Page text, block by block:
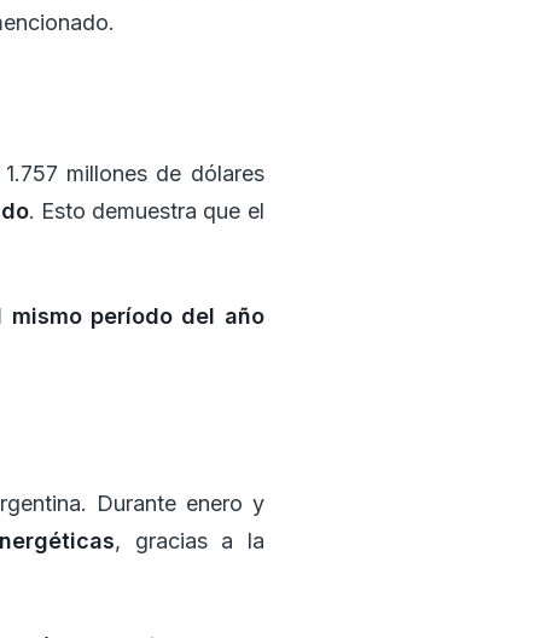
millones de dólares
. Esto demuestra que el
período del año
Durante enero y
, gracias a la